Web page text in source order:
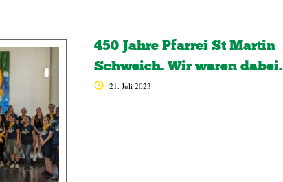
450 Jahre Pfarrei St Martin
Schweich. Wir waren dabei.
21. Juli 2023